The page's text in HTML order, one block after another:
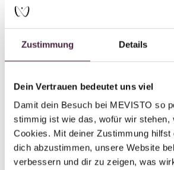
Zustimmung Details
Dein Vertrauen bedeutet uns viel
Damit dein Besuch bei MEVISTO so
stimmig ist wie das, wofür wir stehen,
Cookies. Mit deiner Zustimmung hilfst
dich abzustimmen, unsere Website
verbessern und dir zu zeigen, was
Human burial
Bahnhofstraße 4
8184 Anger
Austria
Send mail